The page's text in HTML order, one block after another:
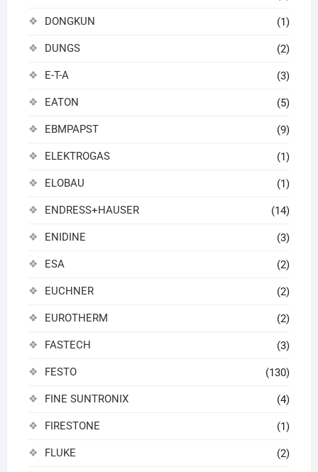
DONGKUN (1)
DUNGS (2)
E-T-A (3)
EATON (5)
EBMPAPST (9)
ELEKTROGAS (1)
ELOBAU (1)
ENDRESS+HAUSER (14)
ENIDINE (3)
ESA (2)
EUCHNER (2)
EUROTHERM (2)
FASTECH (3)
FESTO (130)
FINE SUNTRONIX (4)
FIRESTONE (1)
FLUKE (2)